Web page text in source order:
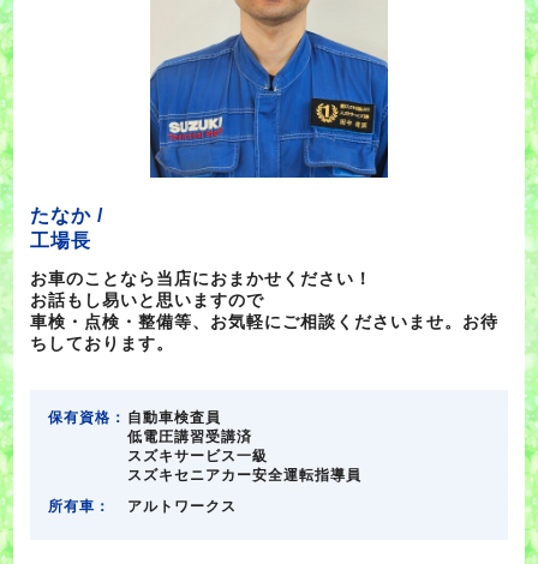
たなか /
工場長
お車のことなら当店におまかせください！
お話もし易いと思いますので
車検・点検・整備等、お気軽にご相談くださいませ。お待
ちしております。
保有資格： 自動車検査員
低電圧講習受講済
スズキサービス一級
スズキセニアカー安全運転指導員
所有車：
アルトワークス